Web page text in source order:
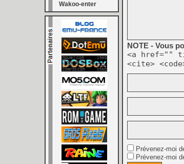
Wakoo-enter
NOTE - Vous
<a href=""
<cite>
Prévenez-moi
Prévenez-moi